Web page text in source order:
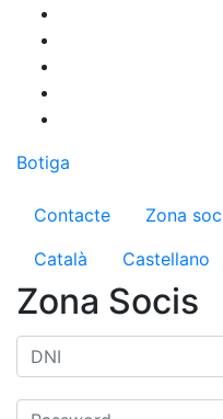
contingut
Botiga
Menú del
Contacte
Zona
Català
Castellano
Zona Socis